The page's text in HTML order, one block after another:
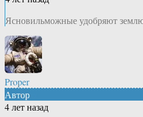
Ясновильможные удобряют
Proper
Автор
4 лет назад